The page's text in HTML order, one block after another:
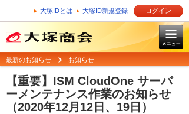
大塚IDとは 大塚ID新規登録 ログイン
最新のお知らせ お知らせ
【重要】ISM CloudOne サーバ
ーメンテナンス作業のお知らせ
（2020年12月12日、19日）